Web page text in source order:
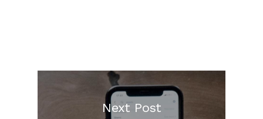
Next Post